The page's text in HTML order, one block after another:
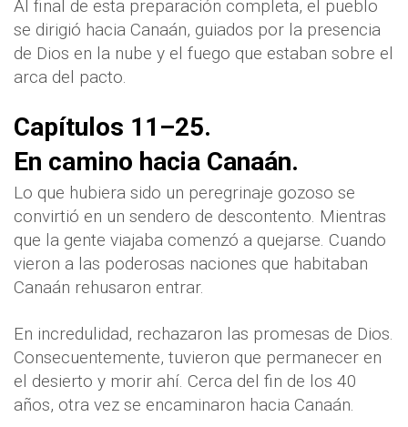
Al final de esta preparación completa, el pueblo
se dirigió hacia Canaán, guiados por la presencia
de Dios en la nube y el fuego que estaban sobre el
arca del pacto.
Capítulos 11–25.
En camino hacia Canaán.
Lo que hubiera sido un peregrinaje gozoso se
convirtió en un sendero de descontento. Mientras
que la gente viajaba comenzó a quejarse. Cuando
vieron a las poderosas naciones que habitaban
Canaán rehusaron entrar.
En incredulidad, rechazaron las promesas de Dios.
Consecuentemente, tuvieron que permanecer en
el desierto y morir ahí. Cerca del fin de los 40
años, otra vez se encaminaron hacia Canaán.